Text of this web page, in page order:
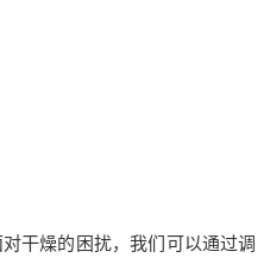
干燥的困扰，我们可以通过调